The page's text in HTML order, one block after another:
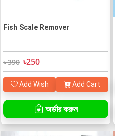
Fish Scale Remover
৳ 390 ৳250
Add Wish Add Cart
অর্ডার করুন